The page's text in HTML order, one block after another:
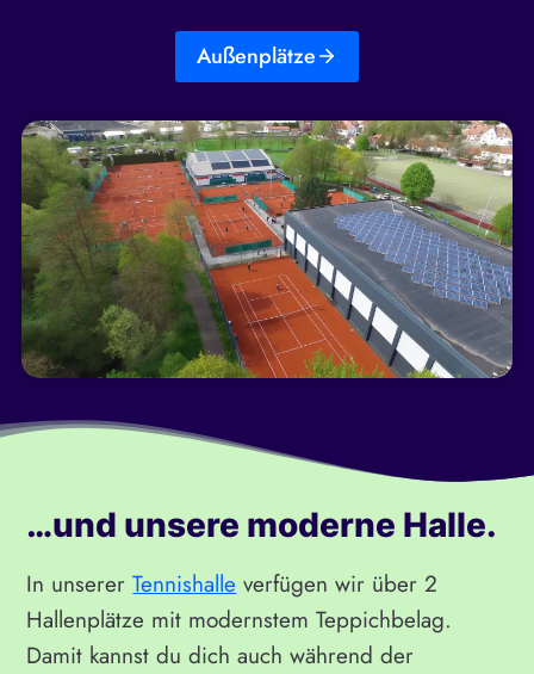
Außenplätze
…und unsere moderne Halle.
In unsererTennishalle verfügen wir über 2
Hallenplätze mit modernstem Teppichbelag.
Damit kannst du dich auch während der